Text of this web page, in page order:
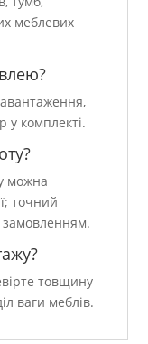
меблевих
у комплекті.
можна
точний
замовленням.
товщину
ваги меблів.